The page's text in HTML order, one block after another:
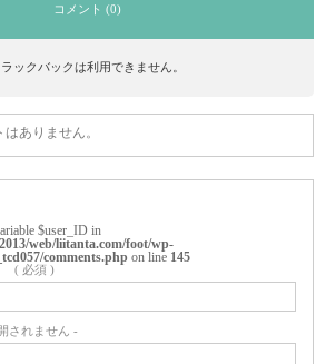
コメント (0)
ラックバックは利用できません。
ありません。
$user_ID in
web/liitanta.com/foot/wp-
comments.php on line 145
( 必須 )
されません -